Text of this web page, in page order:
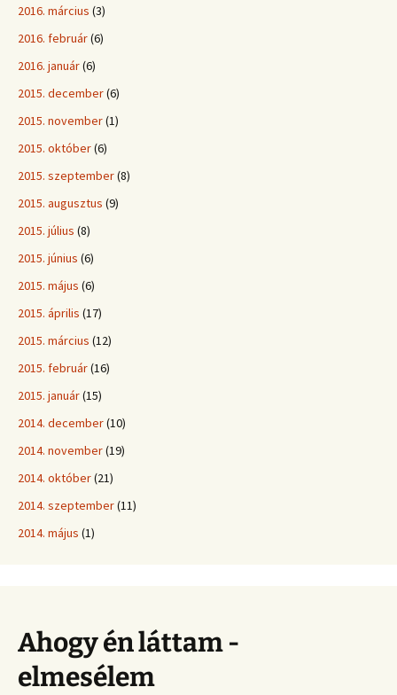
2016. március (3)
2016. február(6)
2016. január(6)
2015. december(6)
2015. november(1)
2015. október(6)
2015. szeptember(8)
2015. augusztus (9)
2015. július (8)
2015. június (6)
2015. május (6)
2015. április (17)
2015. március (12)
2015. február(16)
2015. január(15)
2014. december(10)
2014. november(19)
2014. október(21)
2014. szeptember(11)
2014. május (1)
Ahogy én láttam -
elmesélem